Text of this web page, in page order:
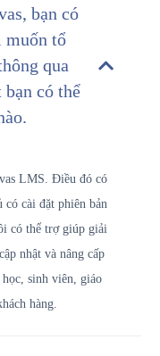
bạn có
muốn tổ
qua
bạn có thể
LMS. Điều đó có
cài đặt phiên bản
có thể trợ giúp giải
nhật và nâng cấp
sinh viên, giáo
hàng.